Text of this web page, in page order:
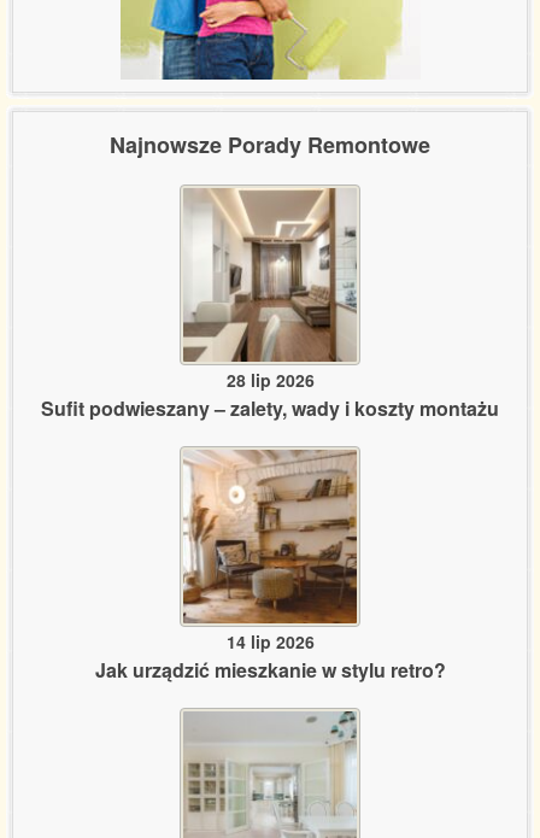
Najnowsze Porady Remontowe
28 lip 2026
Sufit podwieszany – zalety, wady i koszty montażu
14 lip 2026
Jak urządzić mieszkanie w stylu retro?